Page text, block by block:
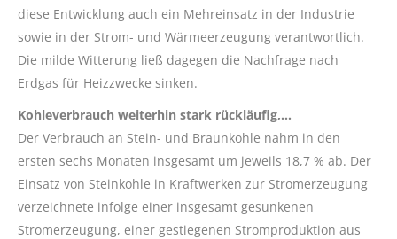
diese Entwicklung auch ein Mehreinsatz in der Industrie
sowie in der Strom- und Wärmeerzeugung verantwortlich.
Die milde Witterung ließ dagegen die Nachfrage nach
Erdgas für Heizzwecke sinken.
Kohleverbrauch weiterhin stark rückläufig,…
Der Verbrauch an Stein- und Braunkohle nahm in den
ersten sechs Monaten insgesamt um jeweils 18,7 % ab. Der
Einsatz von Steinkohle in Kraftwerken zur Stromerzeugung
verzeichnete infolge einer insgesamt gesunkenen
Stromerzeugung, einer gestiegenen Stromproduktion aus